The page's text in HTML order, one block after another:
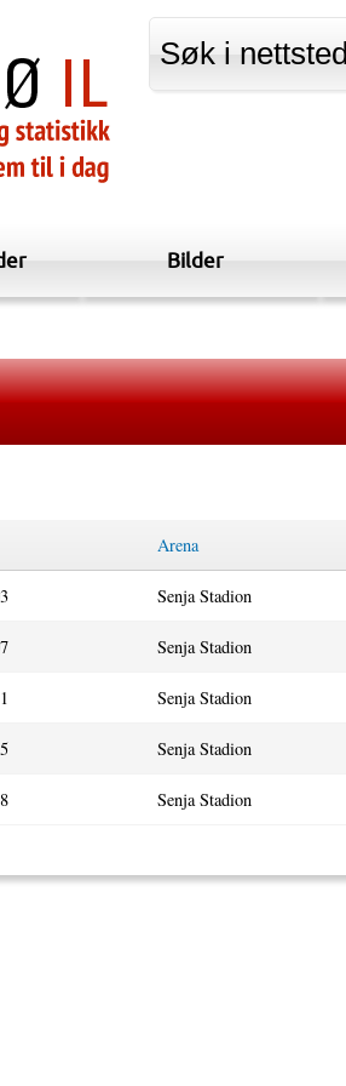
Bilder
Arena
Senja Stadion
Senja Stadion
Senja Stadion
Senja Stadion
Senja Stadion